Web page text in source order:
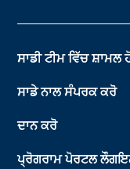
ਸਾਡੀ ਟੀਮ ਵਿੱਚ ਸ਼ਾਮਲ
ਸਾਡੇ ਨਾਲ ਸੰਪਰਕ ਕਰੋ
ਦਾਨ ਕਰੋ
ਪ੍ਰੋਗਰਾਮ ਪੋਰਟਲ